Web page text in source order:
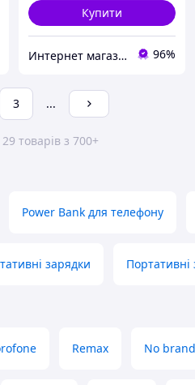
Купити
Интернет магазин "FIT & STYLE" 96%
3 ...
товарів з 700+
Power Bank для телефону
зарядки Портативні
Remax No brand